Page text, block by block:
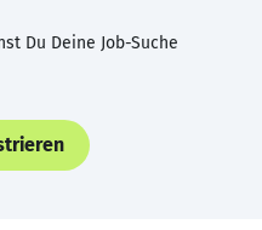
Du Deine Job-Suche